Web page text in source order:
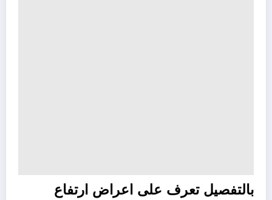
بالتفصيل تعرف على اعراض ارتفاع